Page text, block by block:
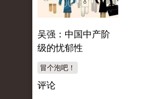
吴强：中国中产阶
级的忧郁性
冒个泡吧！
评论